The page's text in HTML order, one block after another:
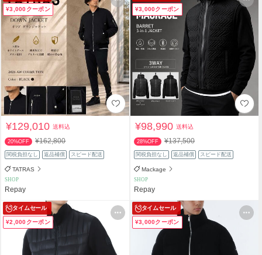
¥3,000クーポン
¥129,010送料込
20%OFF ¥162,800
関税負担なし 返品補償 スピード配送
TATRAS
SHOP
Repay
¥3,000クーポン
¥98,990送料込
28%OFF ¥137,500
関税負担なし 返品補償 スピード配送
Mackage
SHOP
Repay
タイムセール
¥2,000クーポン
タイムセール
¥3,000クーポン